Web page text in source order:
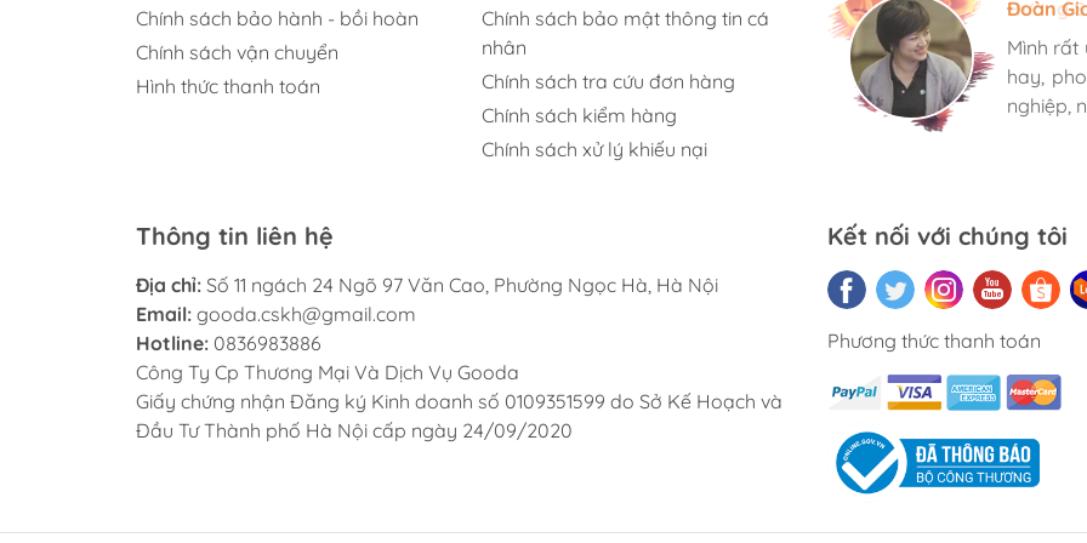
Chính sách bảo hành - bồi hoàn
Chính sách vận chuyển
Hình thức thanh toán
Chính sách bảo mật thông tin cá
nhân
Chính sách tra cứu đơn hàng
Chính sách kiểm hàng
Chính sách xử lý khiếu nại
Hương
Mình rất
hay,
nghiệp,
Đoàn
Mình rất
hay,
nghiệp,
Ngọc
Mình rất
hay,
nghiệp,
Thông tin liên hệ
Địa chỉ: Số 11 ngách 24 Ngõ 97 Văn Cao, Phường Ngọc Hà, Hà Nội
Email: gooda.cskh@gmail.com
Hotline: 0836983886
Công Ty Cp Thương Mại Và Dịch Vụ Gooda
Giấy chứng nhận Đăng ký Kinh doanh số 0109351599 do Sở Kế Hoạch và
Đầu Tư Thành phố Hà Nội cấp ngày 24/09/2020
Kết nối với chúng tôi
Phương thức thanh toán